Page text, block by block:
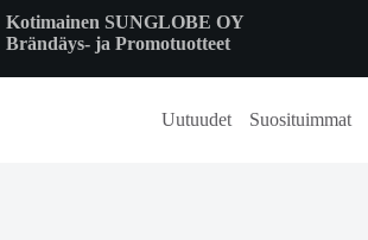
to
content
Kotimainen SUNGLOBE OY
Brändäys- ja Promotuotteet
Uutuudet Suosituimmat